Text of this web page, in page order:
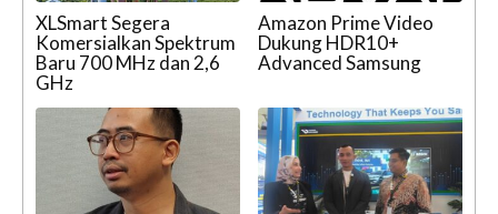
XLSmart Segera
Komersialkan Spektrum
Baru 700 MHz dan 2,6
GHz
Amazon Prime Video
Dukung HDR10+
Advanced Samsung